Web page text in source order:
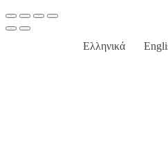
Ελληνικά